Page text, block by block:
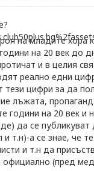
на младите
на 20 век до
и в целия
реално едни
тези цифри за да
лъжата,
години на 20 век
да се
т.н)-а се знае, че
и т.н да
(пред